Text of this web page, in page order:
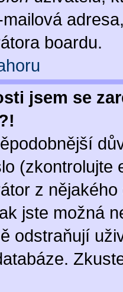
boardu.
jsem se
(zkontrolujte
z
jste možná
odstraňují